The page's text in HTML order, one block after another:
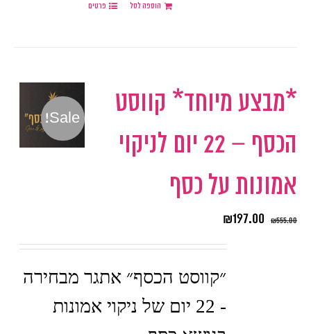
הוספה לסל פרטים
Sale!
*מבצע מיוחד* קווסט
הכסף – 22 יום לניקוי
אמונות על כסף
₪555.00
₪197.00
״קווסט הכסף״ אתגר מבחירה
- 22 יום של ניקוי אמונות